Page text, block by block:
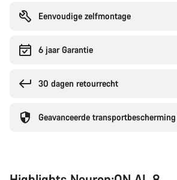
Eenvoudige zelfmontage
6 jaar Garantie
30 dagen retourrecht
Geavanceerde transportbescherming